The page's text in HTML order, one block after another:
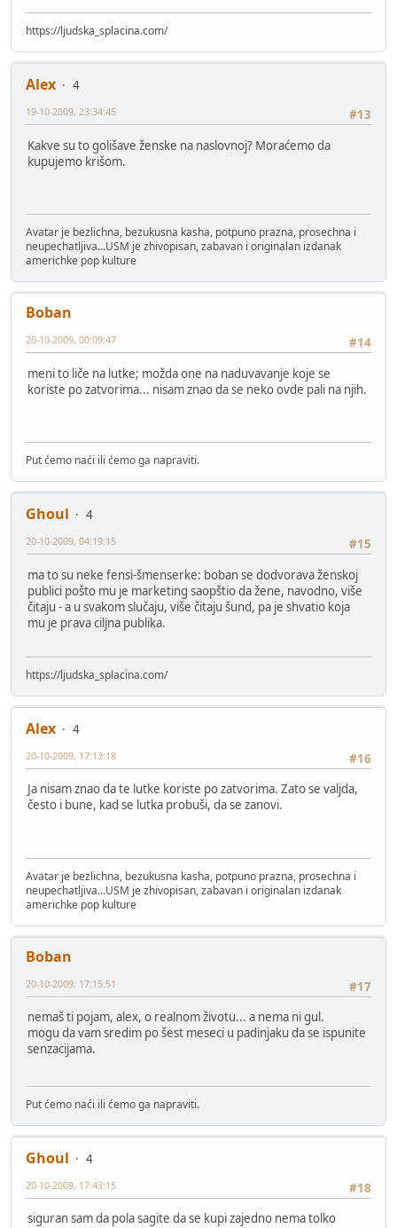
https://ljudska_splacina.com/
Alex
4
#13
19-10-2009, 23:34:45
Kakve su to golišave ženske na naslovnoj? Moraćemo da
kupujemo krišom.
Avatar je bezlichna, bezukusna kasha, potpuno prazna, prosechna i
neupechatljiva...USM je zhivopisan, zabavan i originalan izdanak
americhke pop kulture
Boban
#14
20-10-2009, 00:09:47
meni to liče na lutke; možda one na naduvavanje koje se
koriste po zatvorima... nisam znao da se neko ovde pali na njih.
Put ćemo naći ili ćemo ga napraviti.
Ghoul
4
#15
20-10-2009, 04:19:15
ma to su neke fensi-šmenserke: boban se dodvorava ženskoj
publici pošto mu je marketing saopštio da žene, navodno, više
čitaju - a u svakom slučaju, više čitaju šund, pa je shvatio koja
mu je prava ciljna publika.
https://ljudska_splacina.com/
Alex
4
#16
20-10-2009, 17:13:18
Ja nisam znao da te lutke koriste po zatvorima. Zato se valjda,
često i bune, kad se lutka probuši, da se zanovi.
Avatar je bezlichna, bezukusna kasha, potpuno prazna, prosechna i
neupechatljiva...USM je zhivopisan, zabavan i originalan izdanak
americhke pop kulture
Boban
#17
20-10-2009, 17:15:51
nemaš ti pojam, alex, o realnom životu... a nema ni gul.
mogu da vam sredim po šest meseci u padinjaku da se ispunite
senzacijama.
Put ćemo naći ili ćemo ga napraviti.
Ghoul
4
#18
20-10-2009, 17:43:15
siguran sam da pola sagite da se kupi zajedno nema tolko